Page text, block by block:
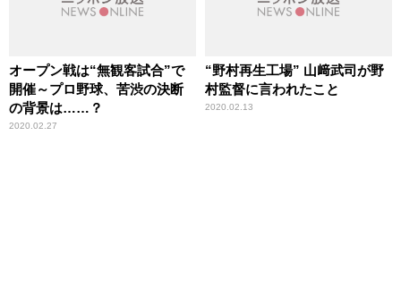
オープン戦は“無観客試合”で
開催～プロ野球、苦渋の決断
の背景は……？
2020.02.27
“野村再生工場” 山﨑武司が野
村監督に言われたこと
2020.02.13